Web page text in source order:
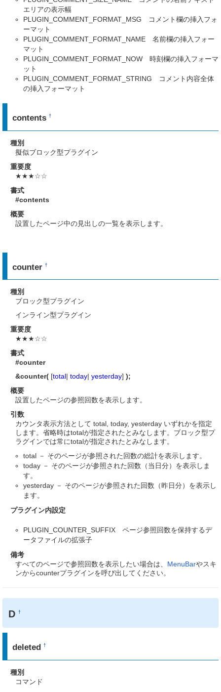
エリアの表示幅
PLUGIN_COMMENT_FORMAT_MSG コメント欄の挿入フォ
ーマット
PLUGIN_COMMENT_FORMAT_NAME 名前欄の挿入フォー
マット
PLUGIN_COMMENT_FORMAT_NOW 時刻欄の挿入フォーマ
ット
PLUGIN_COMMENT_FORMAT_STRING コメント内容全体
の挿入フォーマット
contents†
種別
擬似ブロック型プラグイン
重要度
★★★☆☆
書式
#contents
概要
設置したページ中の見出しの一覧を表示します。
counter†
種別
ブロック型プラグイン
インライン型プラグイン
重要度
★★★☆☆
書式
#counter
&counter( [total| today| yesterday] );
概要
設置したページの参照回数を表示します。
引数
カウンタ表示方法として total, today, yesterday いずれかを指定
します。省略時はtotalが指定されたとみなします。ブロック型プ
ラグインでは常にtotalが指定されたとみなします。
total － そのページが参照された回数の総計を表示します。
today － そのページが参照された回数（当日分）を表示しま
す。
yesterday － そのページが参照された回数（昨日分）を表示し
ます。
プラグイン内設定
PLUGIN_COUNTER_SUFFIX ページ参照回数を保持するデ
ータファイルの拡張子
備考
すべてのページで参照回数を表示したい場合は、 MenuBarやスキ
ンからcounterプラグインを呼び出してください。
D†
deleted†
種別
コマンド